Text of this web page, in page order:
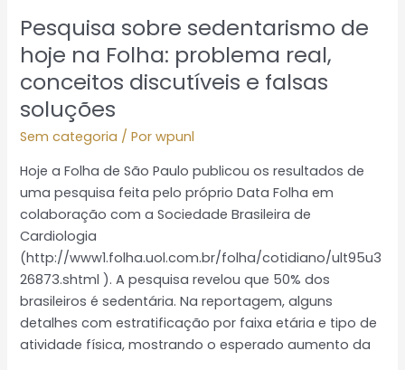
Pesquisa sobre sedentarismo de
hoje na Folha: problema real,
conceitos discutíveis e falsas
soluções
Sem categoria / Porwpunl
Hoje a Folha de São Paulo publicou os resultados de
uma pesquisa feita pelo próprio Data Folha em
colaboração com a Sociedade Brasileira de
Cardiologia
(http://www1.folha.uol.com.br/folha/cotidiano/ult95u3
26873.shtml ). A pesquisa revelou que 50% dos
brasileiros é sedentária. Na reportagem, alguns
detalhes com estratificação por faixa etária e tipo de
atividade física, mostrando o esperado aumento da
Pesquisa
sobre
sedentarismo
de
hoje
na
problema
real,
conceitos
discutíveis
e
falsas
soluções